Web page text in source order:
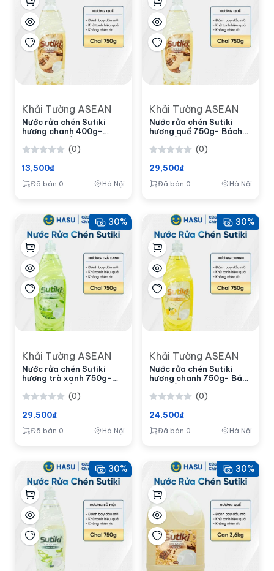
Khải Tường ASEAN
Nước rửa chén Sutiki
hương chanh 400g-
(0)
13,500₫
Đã bán 0 Hà Nội
Khải Tường ASEAN
Nước rửa chén Sutiki
hương quế 750g- Bách
(0)
29,500₫
Đã bán 0 Hà Nội
30%
Khải Tường ASEAN
Nước rửa chén Sutiki
hương trà xanh 750g-
(0)
29,500₫
Đã bán 0 Hà Nội
30%
Khải Tường ASEAN
Nước rửa chén Sutiki
hương chanh 750g- Bách
(0)
24,500₫
Đã bán 0 Hà Nội
30% 30%